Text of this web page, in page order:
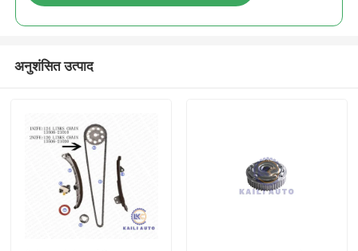
अनुशंसित उत्पाद